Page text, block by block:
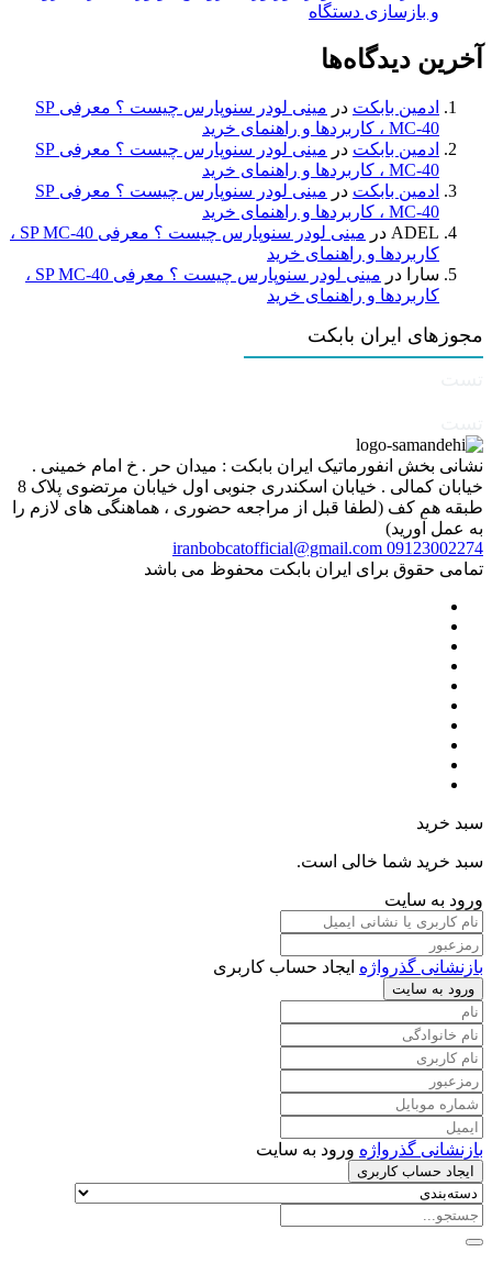
و بازسازی دستگاه
آخرین دیدگاه‌ها
ادمین بابکت در
مینی لودر سنوپارس چیست ؟ معرفی SP
MC-40 ، کاربردها و راهنمای خرید
ادمین بابکت در
مینی لودر سنوپارس چیست ؟ معرفی SP
MC-40 ، کاربردها و راهنمای خرید
ادمین بابکت در
مینی لودر سنوپارس چیست ؟ معرفی SP
MC-40 ، کاربردها و راهنمای خرید
ADEL در
مینی لودر سنوپارس چیست ؟ معرفی SP MC-40 ،
کاربردها و راهنمای خرید
سارا
در
مینی لودر سنوپارس چیست ؟ معرفی SP MC-40 ،
کاربردها و راهنمای خرید
مجوزهای ایران بابکت
نشانی بخش انفورماتیک ایران بابکت : میدان حر . خ امام خمینی .
خیابان کمالی . خیابان اسکندری جنوبی اول خیابان مرتضوی پلاک 8
طبقه هم کف (لطفا قبل از مراجعه حضوری ، هماهنگی های لازم را
به عمل آورید)
09123002274
iranbobcatofficial@gmail.com
تمامی حقوق برای ایران بابکت محفوظ می باشد
سبد خرید
سبد خرید شما خالی است.
ورود به سایت
بازنشانی گذرواژه ایجاد حساب کاربری
ورود به سایت
بازنشانی گذرواژه ورود به سایت
ایجاد حساب کاربری